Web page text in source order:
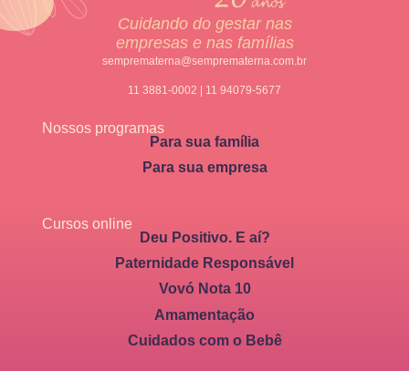
Cuidando do gestar nas
empresas e nas famílias
semprematerna@semprematerna.com.br
11 3881-0002 | 11 94079-5677
Nossos programas
Para sua família
Para sua empresa
Cursos online
Deu Positivo. E aí?
Paternidade Responsável
Vovó Nota 10
Amamentação
Cuidados com o Bebê